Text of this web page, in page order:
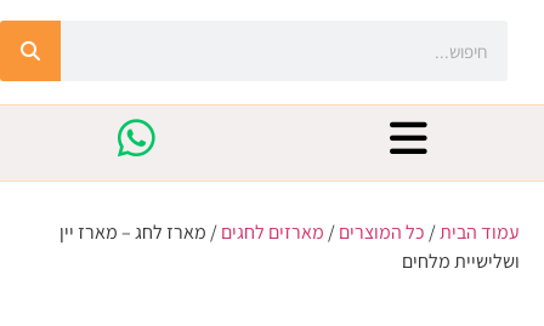
עמוד הבית/ כל המוצרים/ מארזים לחגים/ מארז לחג – מארז יין
ושלישיית מלחים